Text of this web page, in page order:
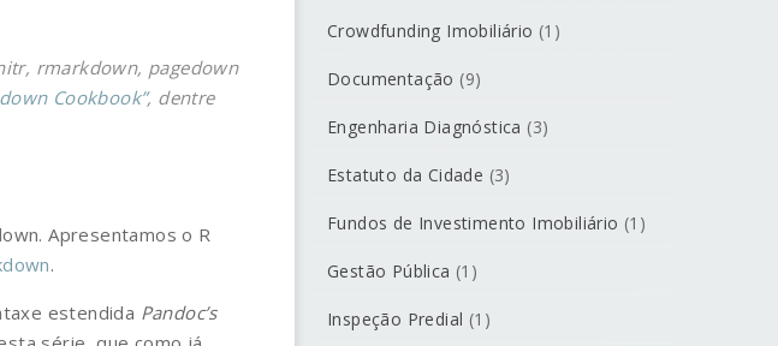
, rmarkdown, pagedown
Cookbook”, dentre
Apresentamos o R
.
estendida Pandoc’s
Crowdfunding Imobiliário (1)
Documentação (9)
Engenharia Diagnóstica (3)
Estatuto da Cidade (3)
Fundos de Investimento Imobiliário (1)
Gestão Pública (1)
Inspeção Predial (1)